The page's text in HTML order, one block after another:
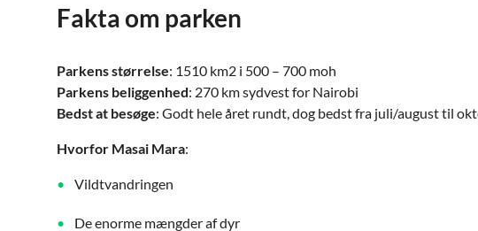
Fakta om parken
Parkens størrelse: 1510 km2 i 500 – 700 moh
Parkens beliggenhed: 270 km sydvest for Nairobi
Bedst at besøge: Godt hele året rundt, dog bedst fra juli/august til
Hvorfor Masai Mara:
Vildtvandringen
De enorme mængder af dyr